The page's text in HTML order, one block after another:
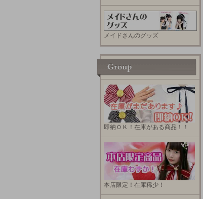
メイドさんのグッズ
即納ＯＫ！在庫がある商品！！
本店限定！在庫稀少！